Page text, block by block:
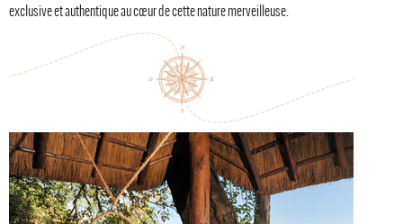
exclusive et authentique au cœur de cette nature merveilleuse.